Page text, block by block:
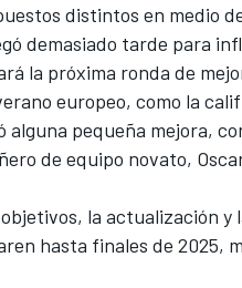
distintos en medio
demasiado tarde para
la próxima ronda de
europeo, como la
alguna pequeña mejora,
de equipo novato,
la actualización
hasta finales de 2025,